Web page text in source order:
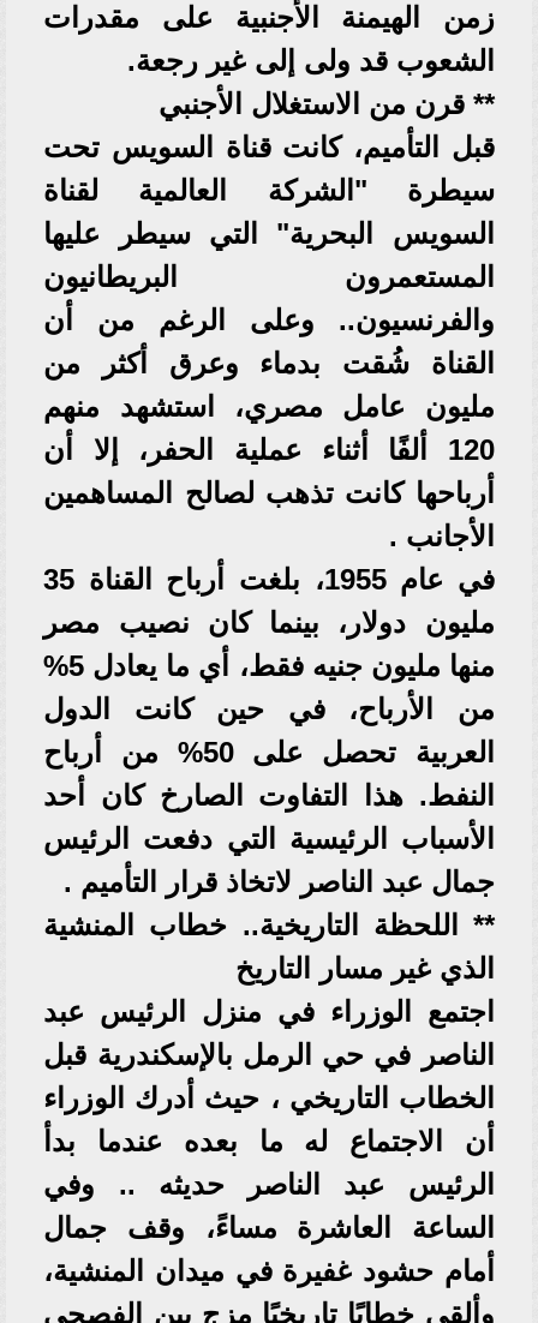
زمن الهيمنة الأجنبية على مقدرات
الشعوب قد ولى إلى غير رجعة.
** قرن من الاستغلال الأجنبي
قبل التأميم، كانت قناة السويس تحت
سيطرة "الشركة العالمية لقناة
السويس البحرية" التي سيطر عليها
المستعمرون البريطانيون
والفرنسيون.. وعلى الرغم من أن
القناة شُقت بدماء وعرق أكثر من
مليون عامل مصري، استشهد منهم
120 ألفًا أثناء عملية الحفر، إلا أن
أرباحها كانت تذهب لصالح المساهمين
الأجانب .
في عام 1955، بلغت أرباح القناة 35
مليون دولار، بينما كان نصيب مصر
منها مليون جنيه فقط، أي ما يعادل 5%
من الأرباح، في حين كانت الدول
العربية تحصل على 50% من أرباح
النفط. هذا التفاوت الصارخ كان أحد
الأسباب الرئيسية التي دفعت الرئيس
جمال عبد الناصر لاتخاذ قرار التأميم .
** اللحظة التاريخية.. خطاب المنشية
الذي غير مسار التاريخ
اجتمع الوزراء في منزل الرئيس عبد
الناصر في حي الرمل بالإسكندرية قبل
الخطاب التاريخي ، حيث أدرك الوزراء
أن الاجتماع له ما بعده عندما بدأ
الرئيس عبد الناصر حديثه .. وفي
الساعة العاشرة مساءً، وقف جمال
أمام حشود غفيرة في ميدان المنشية،
وألقى خطابًا تاريخيًا مزج بين الفصحى